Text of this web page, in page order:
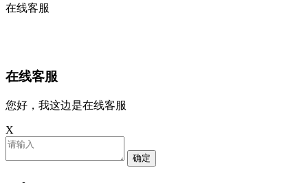
在线客服
在线客服
您好，我这边是在线客服
X
确定